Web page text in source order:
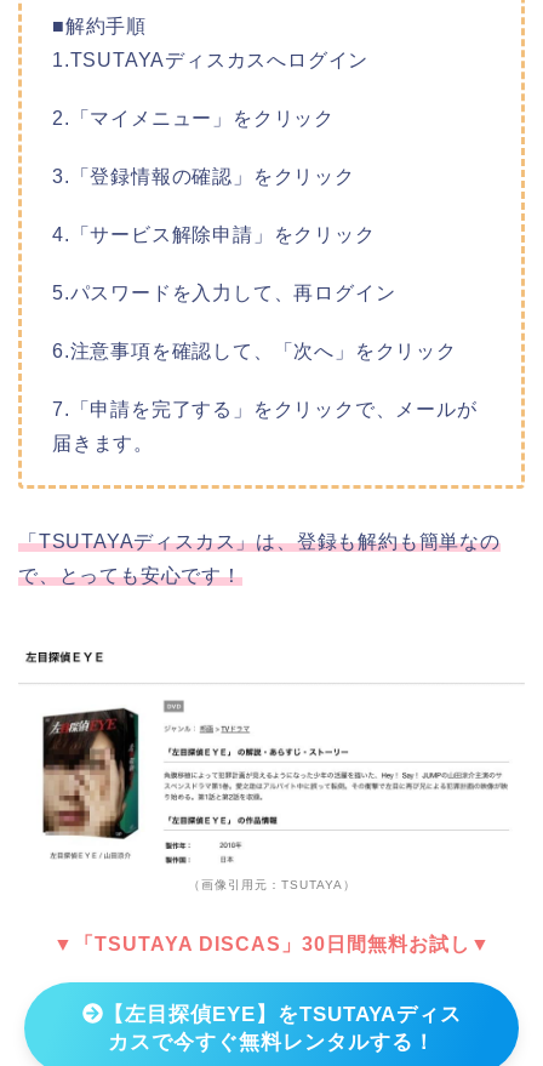
■解約手順
1.TSUTAYAディスカスへログイン
2.「マイメニュー」をクリック
3.「登録情報の確認」をクリック
4.「サービス解除申請」をクリック
5.パスワードを入力して、再ログイン
6.注意事項を確認して、「次へ」をクリック
7.「申請を完了する」をクリックで、メールが
届きます。
「TSUTAYAディスカス」は、登録も解約も簡単なの
で、とっても安心です！
（画像引用元：TSUTAYA）
▼「TSUTAYA DISCAS」30日間無料お試し▼
【左目探偵EYE】をTSUTAYAディス
カスで今すぐ無料レンタルする！